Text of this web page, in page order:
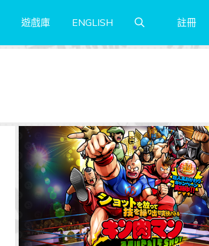
遊戲庫 ENGLISH 註冊